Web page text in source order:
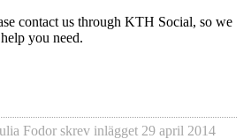
contact us through KTH Social, so we
you need.
Fodor skrev inlägget 29 april 2014